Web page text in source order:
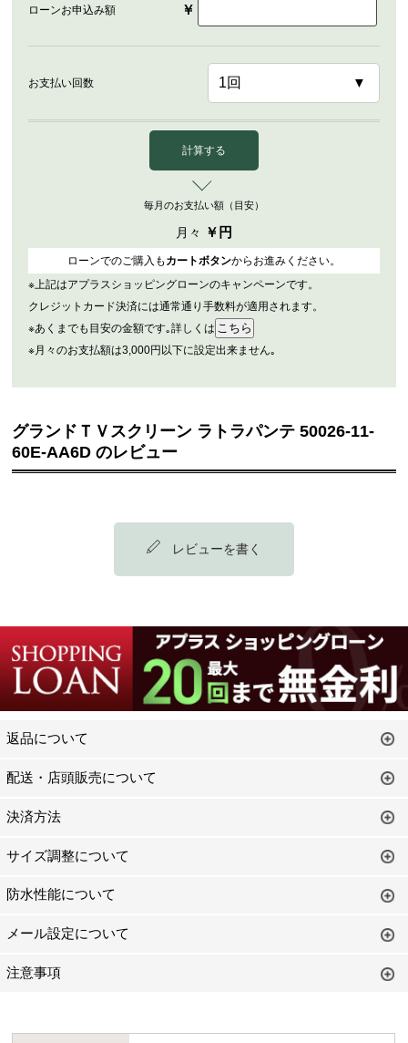
ローンお申込み額 ￥
お支払い回数
計算する
毎月のお支払い額（目安）
月々 ￥ 円
ローンでのご購入も カートボタンからお進みください。
※上記はアプラスショッピングローンのキャンペーンです。
クレジットカード決済には通常通り手数料が適用されます。
※あくまでも目安の金額です｡詳しくは
※月々のお支払額は3,000円以下に設定出来ません｡
グランドＴＶスクリーン ラトラパンテ 50026-11-
60E-AA6D のレビュー
レビューを書く
返品について
配送・店頭販売について
決済方法
サイズ調整について
防水性能について
メール設定について
注意事項